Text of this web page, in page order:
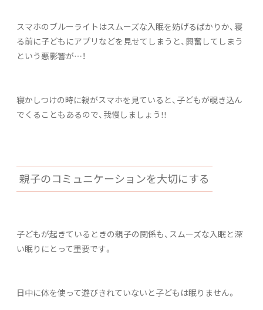
スマホのブルーライトはスムーズな入眠を妨げるばかりか、寝
る前に子どもにアプリなどを見せてしまうと、興奮してしまう
という悪影響が…！
寝かしつけの時に親がスマホを見ていると、子どもが覗き込ん
でくることもあるので、我慢しましょう!!
親子のコミュニケーションを大切にする
子どもが起きているときの親子の関係も、スムーズな入眠と深
い眠りにとって重要です。
日中に体を使って遊びきれていないと子どもは眠りません。